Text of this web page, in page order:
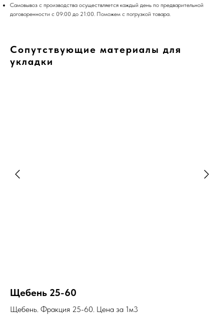
Самовывоз с производства осуществляется каждый день по предварительной
договоренности с 09:00 до 21:00. Поможем с погрузкой товара.
Сопутствующие материалы для
укладки
Щебень 25-60
Щебень. Фракция 25-60. Цена за 1м3